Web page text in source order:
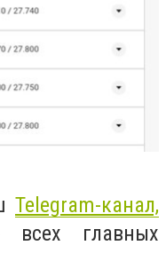
Telegram-канал,
главных